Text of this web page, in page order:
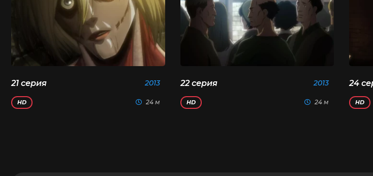
21 серия 2013
HD 24 м
22 серия 2013
HD 24 м
24
HD